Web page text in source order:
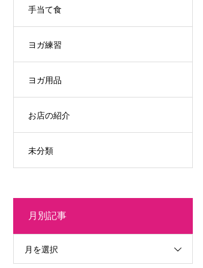
手当て食
ヨガ練習
ヨガ用品
お店の紹介
未分類
月別記事
月を選択